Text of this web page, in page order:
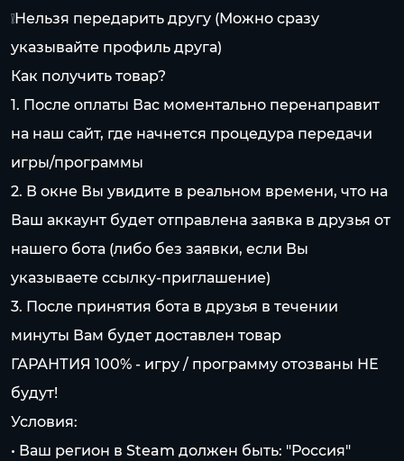
❕Нельзя передарить другу (Можно сразу
указывайте профиль друга)
Как получить товар?
1. После оплаты Вас моментально перенаправит
на наш сайт, где начнется процедура передачи
игры/программы
2. В окне Вы увидите в реальном времени, что на
Ваш аккаунт будет отправлена заявка в друзья от
нашего бота (либо без заявки, если Вы
указываете ссылку-приглашение)
3. После принятия бота в друзья в течении
минуты Вам будет доставлен товар
ГАРАНТИЯ 100% - игру / программу отозваны НЕ
будут!
Условия:
• Ваш регион в Steam должен быть: "Россия"